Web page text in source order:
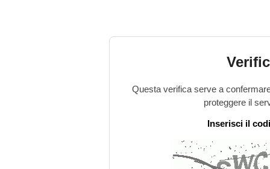
Questa verifica serve a
proteggere il
Inserisci il